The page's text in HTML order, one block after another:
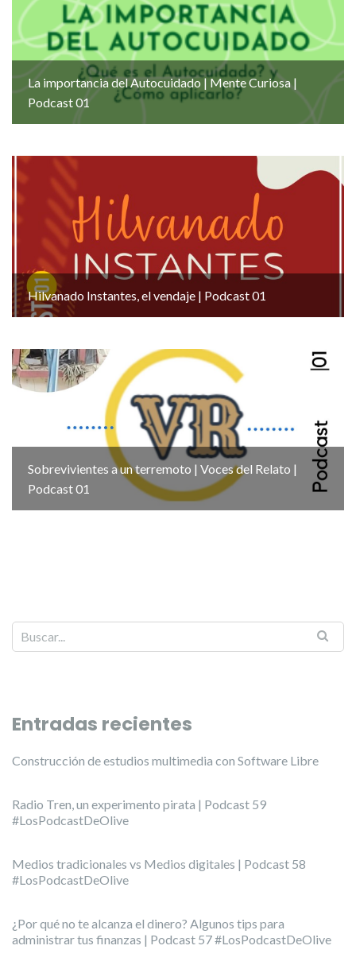
La importancia del Autocuidado | Mente Curiosa |
Podcast 01
Hilvanado Instantes, el vendaje | Podcast 01
Sobrevivientes a un terremoto | Voces del Relato |
Podcast 01
Entradas recientes
Construcción de estudios multimedia con Software Libre
Radio Tren, un experimento pirata | Podcast 59
#LosPodcastDeOlive
Medios tradicionales vs Medios digitales | Podcast 58
#LosPodcastDeOlive
¿Por qué no te alcanza el dinero? Algunos tips para
administrar tus finanzas | Podcast 57 #LosPodcastDeOlive